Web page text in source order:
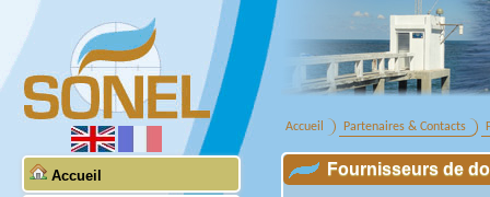
Accueil
Accueil Partenaires & Contacts
Fournisseurs de